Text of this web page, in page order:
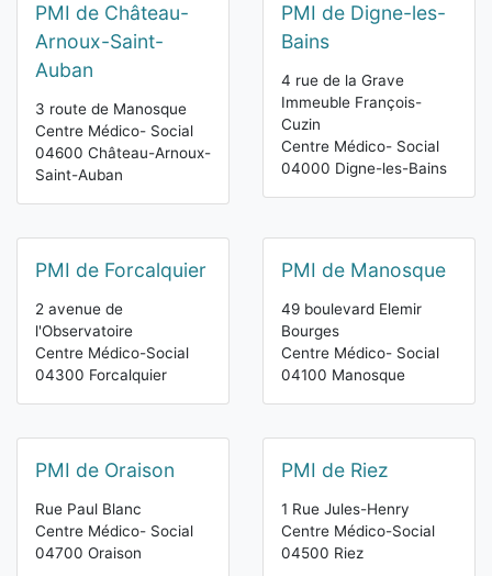
PMI de Château-
Arnoux-Saint-
Auban
3 route de Manosque
Centre Médico- Social
04600 Château-Arnoux-
Saint-Auban
PMI de Digne-les-
Bains
4 rue de la Grave
Immeuble François-
Cuzin
Centre Médico- Social
04000 Digne-les-Bains
PMI de Forcalquier
2 avenue de
l'Observatoire
Centre Médico-Social
04300 Forcalquier
PMI de Manosque
49 boulevard Elemir
Bourges
Centre Médico- Social
04100 Manosque
PMI de Oraison
Rue Paul Blanc
Centre Médico- Social
04700 Oraison
PMI de Riez
1 Rue Jules-Henry
Centre Médico-Social
04500 Riez